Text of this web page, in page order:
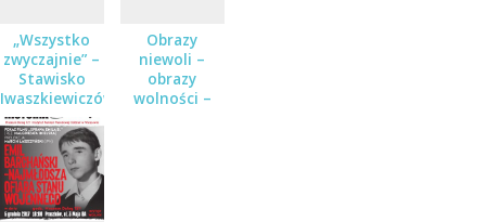
„Wszystko
zwyczajnie” –
Stawisko
Iwaszkiewiczów
w czasie
wojny i
pokoju
Obrazy
niewoli –
obrazy
wolności –